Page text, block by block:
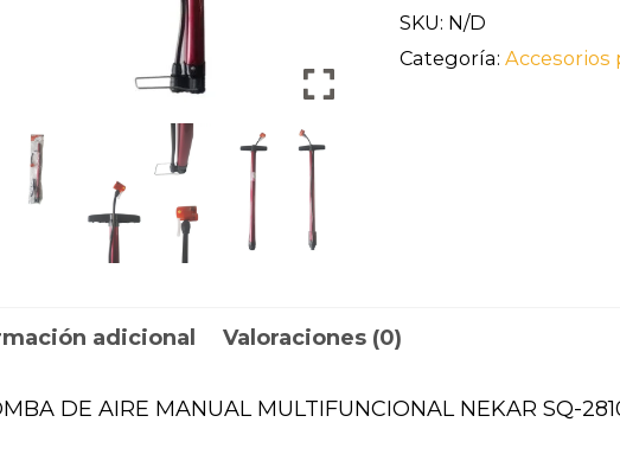
SKU: N/D
Categoría:Accesorios
adicional Valoraciones (0)
DE AIRE MANUAL MULTIFUNCIONAL NEKAR SQ-